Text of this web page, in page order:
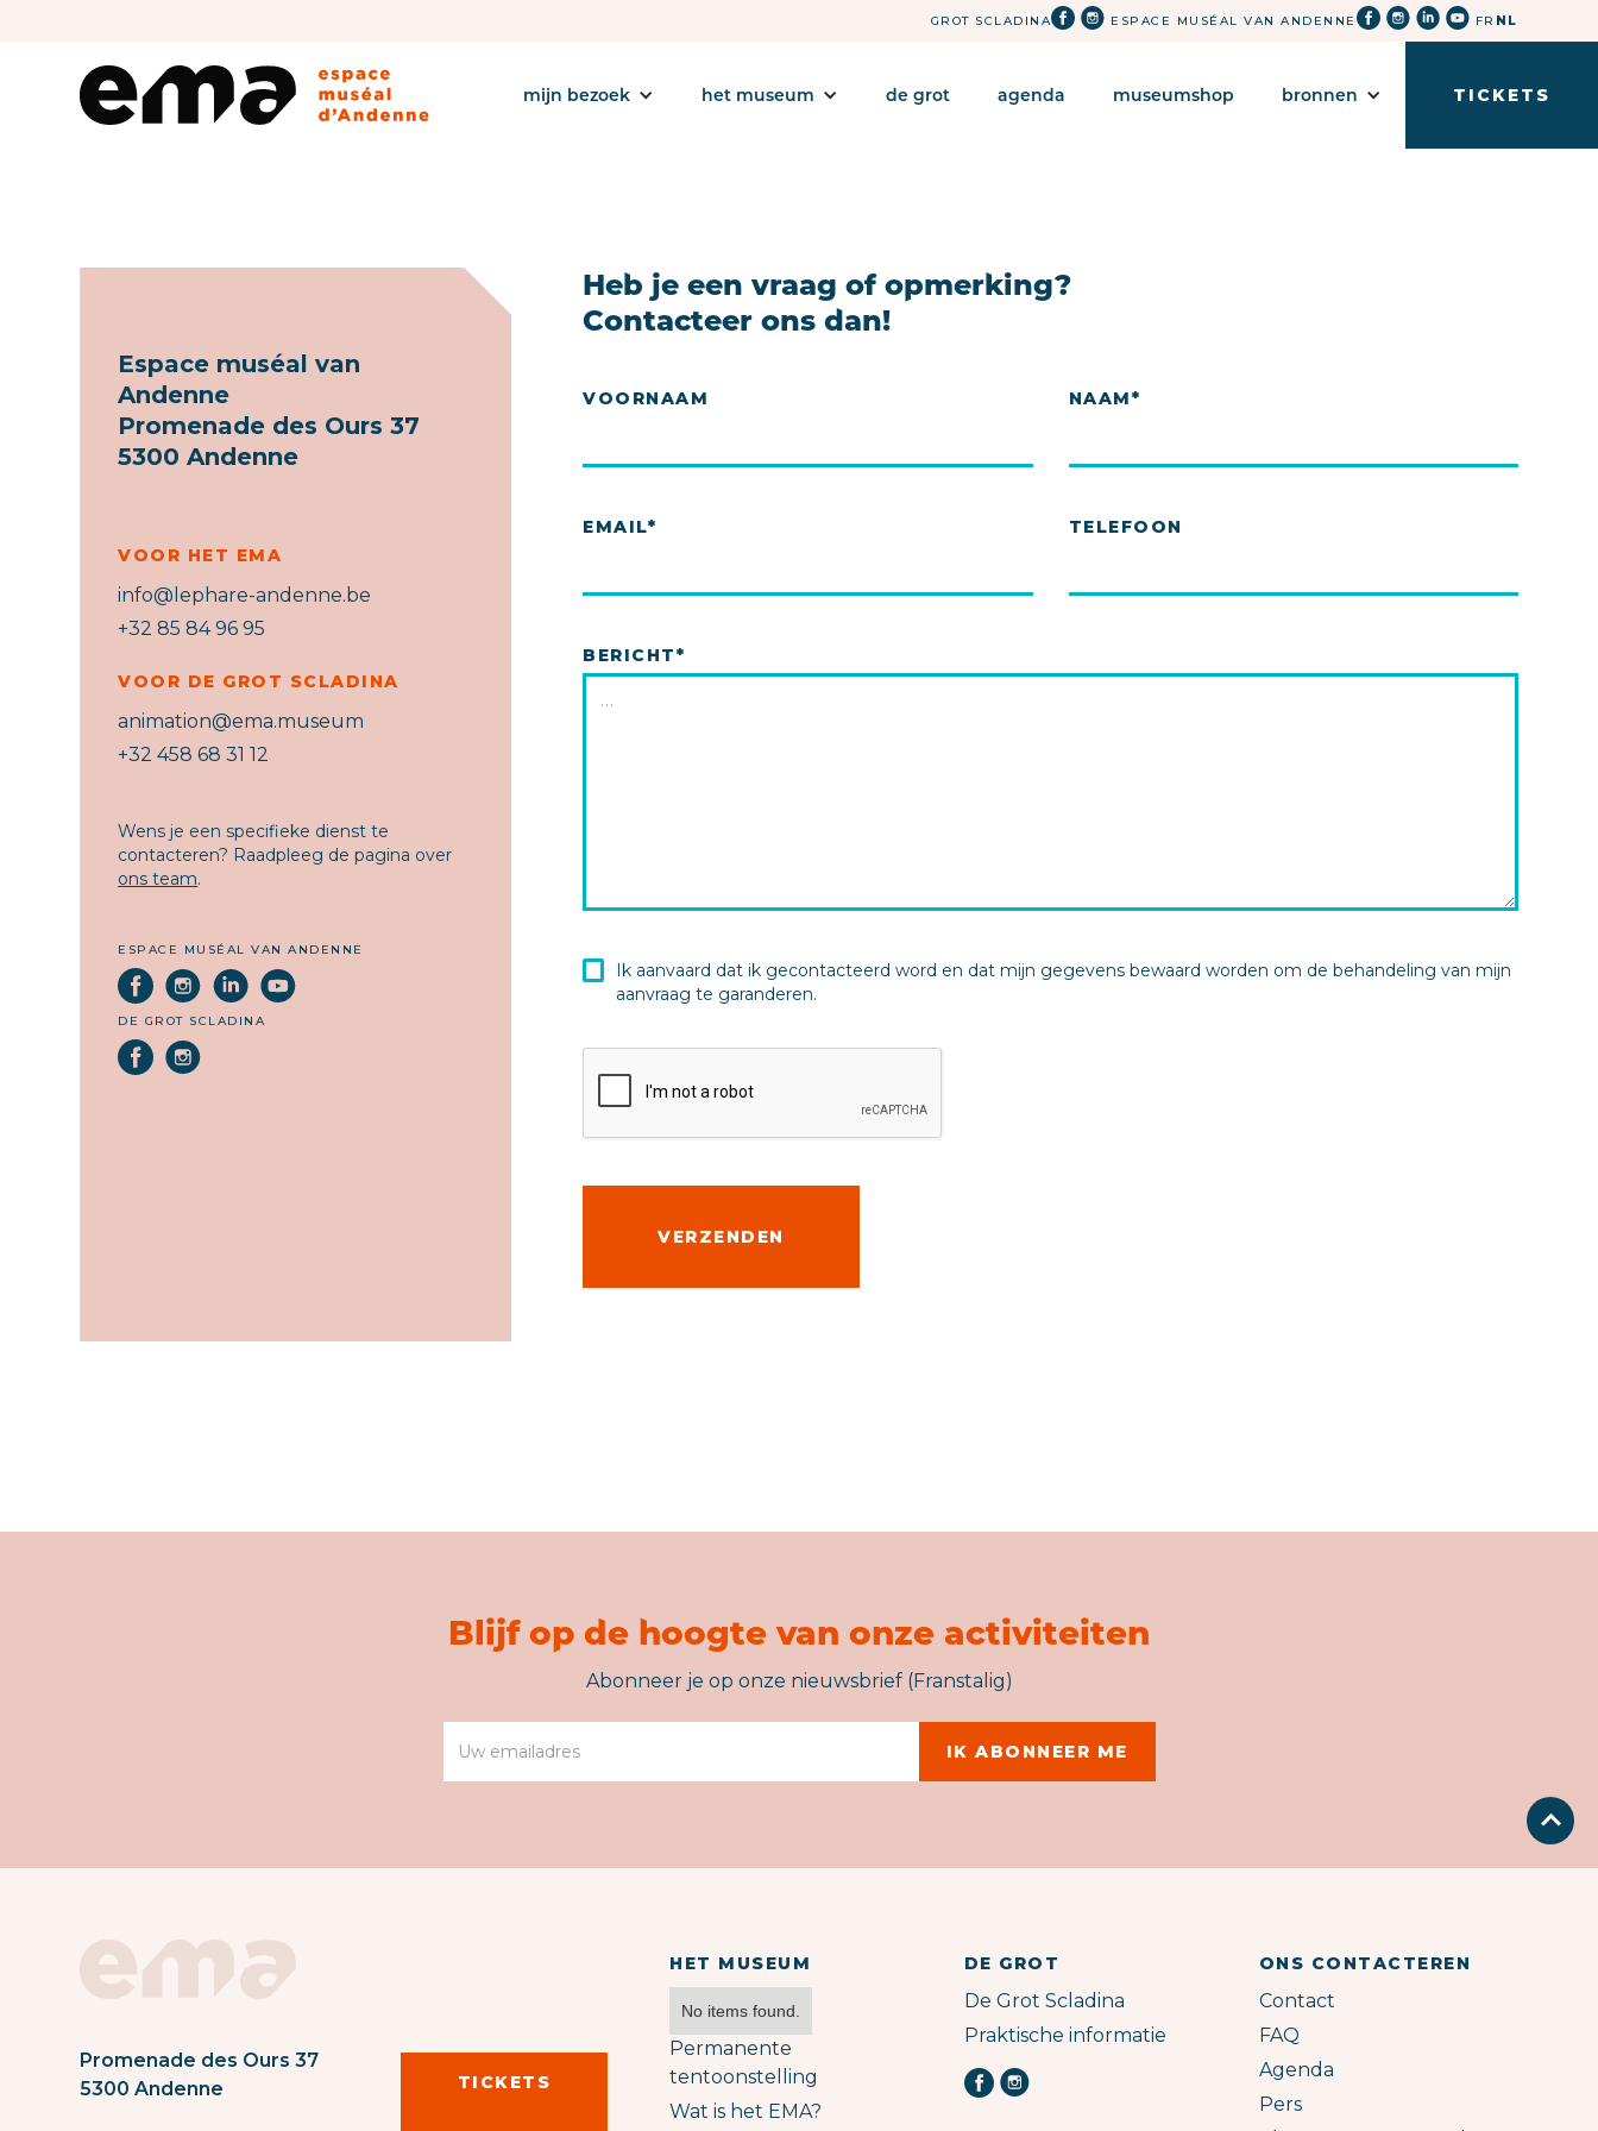
mijn bezoek het museum de grot agenda museumshop bronnen
GROT SCLADINA ESPACE MUSÉAL VAN ANDENNE FR NL
TICKETS
Espace muséal van
Andenne
Promenade des Ours 37
5300 Andenne
VOOR HET EMA
info@lephare-andenne.be
+32 85 84 96 95
VOOR DE GROT SCLADINA
animation@ema.museum
+32 458 68 31 12
Wens je een specifieke dienst te
contacteren? Raadpleeg de pagina over
ons team.
ESPACE MUSÉAL VAN ANDENNE
DE GROT SCLADINA
Heb je een vraag of opmerking?
Contacteer ons dan!
VOORNAAM NAAM*
EMAIL* TELEFOON
BERICHT*
Ik aanvaard dat ik gecontacteerd word en dat mijn gegevens bewaard worden om de behandeling van mijn
aanvraag te garanderen.
Blijf op de hoogte van onze activiteiten
Abonneer je op onze nieuwsbrief (Franstalig)
Promenade des Ours 37
5300 Andenne
TICKETS
HET MUSEUM
No items found.
Permanente
tentoonstelling
Wat is het EMA?
DE GROT
De Grot Scladina
Praktische informatie
ONS CONTACTEREN
Contact
FAQ
Agenda
Pers